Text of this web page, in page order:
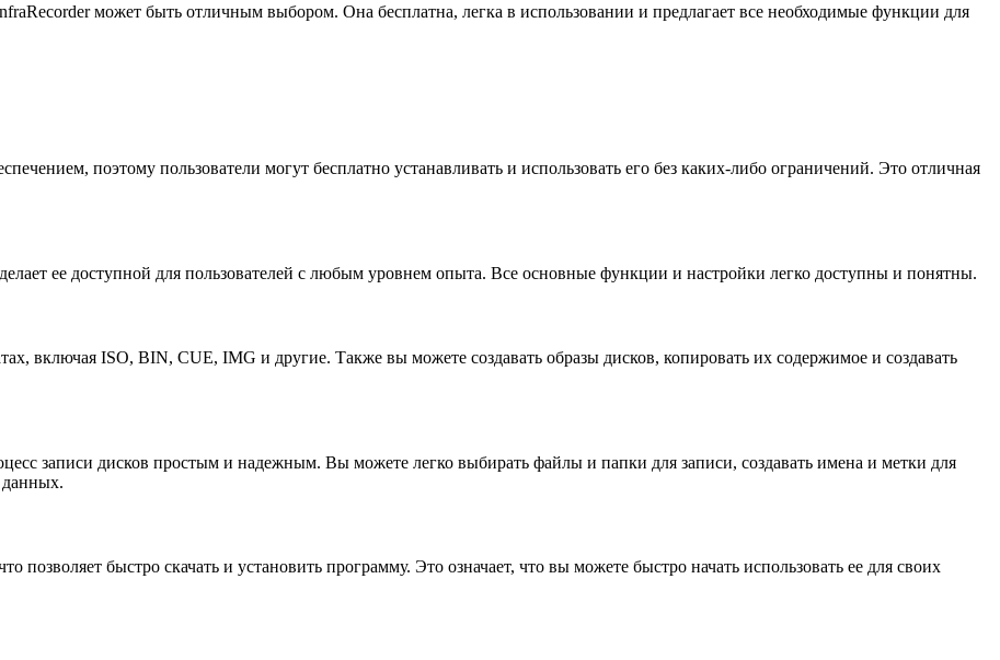
может быть отличным выбором. Она бесплатна, легка в использовании и предлагает все необходимые функции для
поэтому пользователи могут бесплатно устанавливать и использовать его без каких-либо ограничений. Это отличная
ее доступной для пользователей с любым уровнем опыта. Все основные функции и настройки легко доступны и понятны.
включая ISO, BIN, CUE, IMG и другие. Также вы можете создавать образы дисков, копировать их содержимое и создавать
записи дисков простым и надежным. Вы можете легко выбирать файлы и папки для записи, создавать имена и метки для
данных.
позволяет быстро скачать и установить программу. Это означает, что вы можете быстро начать использовать ее для своих